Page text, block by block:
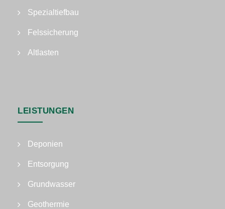
Spezialtiefbau
Felssicherung
Altlasten
LEISTUNGEN
Deponien
Entsorgung
Grundwasser
Geothermie